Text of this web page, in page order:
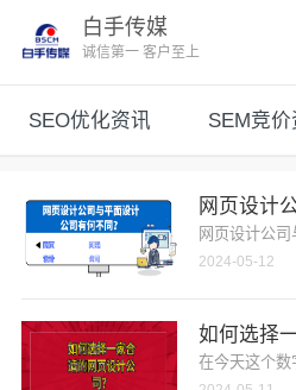
白手传媒
诚信第一 客户至上
SEO优化资讯 SEM竞价
网页设计
网页设计公
2024-05-12
如何选择
在今天这个数